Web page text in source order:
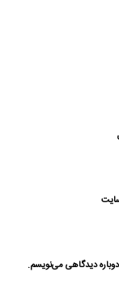
دیدگاهی می‌نویسم.